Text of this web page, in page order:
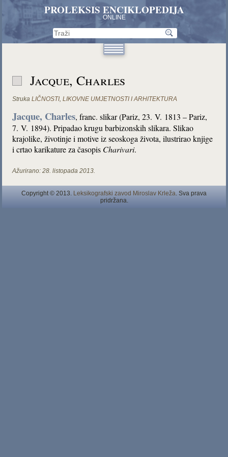
PROLEKSIS ENCIKLOPEDIJA
ONLINE
Jacque, Charles
Struka LIČNOSTI,LIKOVNE UMJETNOSTI I ARHITEKTURA
Jacque, Charles, franc. slikar (Pariz, 23. V. 1813 – Pariz,
7. V. 1894). Pripadao krugu barbizonskih slikara. Slikao
krajolike, životinje i motive iz seoskoga života, ilustrirao knjige
i crtao karikature za časopis Charivari.
Ažurirano: 28. listopada 2013.
Copyright © 2013. Leksikografski zavod Miroslav Krleža. Sva prava
pridržana.